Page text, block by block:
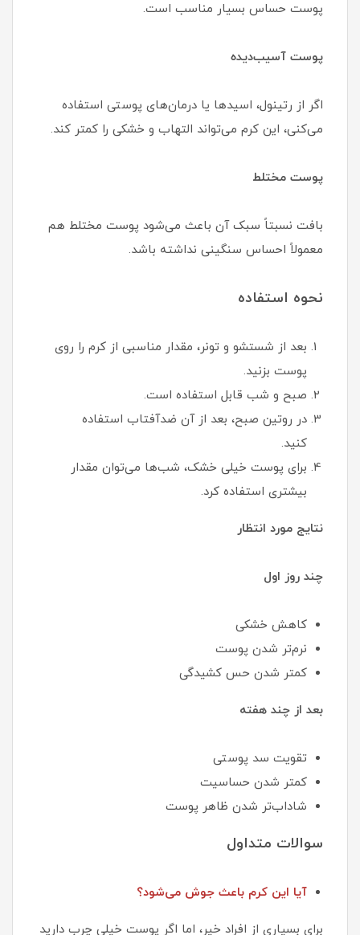
پوست حساس بسیار مناسب است.
پوست آسیب‌دیده
اگر از رتینول، اسیدها یا درمان‌های پوستی استفاده
می‌کنی، این کرم می‌تواند التهاب و خشکی را کمتر کند.
پوست مختلط
بافت نسبتاً سبک آن باعث می‌شود پوست مختلط هم
معمولاً احساس سنگینی نداشته باشد.
نحوه استفاده
بعد از شستشو و تونر، مقدار مناسبی از کرم را روی
پوست بزنید.
صبح و شب قابل استفاده است.
در روتین صبح، بعد از آن ضدآفتاب استفاده
کنید.
برای پوست خیلی خشک، شب‌ها می‌توان مقدار
بیشتری استفاده کرد.
نتایج مورد انتظار
چند روز اول
کاهش خشکی
نرم‌تر شدن پوست
کمتر شدن حس کشیدگی
بعد از چند هفته
تقویت سد پوستی
کمتر شدن حساسیت
شاداب‌تر شدن ظاهر پوست
سوالات متداول
آیا این کرم باعث جوش می‌شود؟
برای بسیاری از افراد خیر، اما اگر پوست خیلی چرب دارید